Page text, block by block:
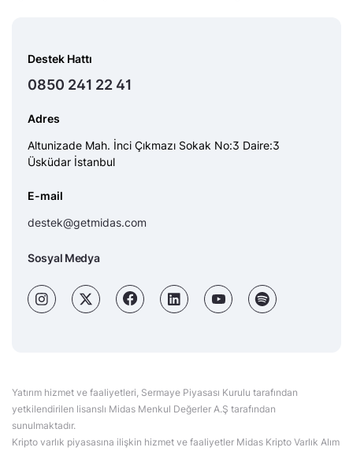
Destek Hattı
0850 241 22 41
Adres
Altunizade Mah. İnci Çıkmazı Sokak No:3 Daire:3
Üsküdar İstanbul
E-mail
destek@getmidas.com
Sosyal Medya
Yatırım hizmet ve faaliyetleri, Sermaye Piyasası Kurulu tarafından
yetkilendirilen lisanslı Midas Menkul Değerler A.Ş tarafından
sunulmaktadır.
Kripto varlık piyasasına ilişkin hizmet ve faaliyetler Midas Kripto Varlık Alım